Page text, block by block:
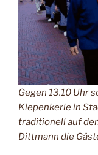
Gegen 13.10 Uhr
Kiepenkerle in
traditionell auf
Dittmann die